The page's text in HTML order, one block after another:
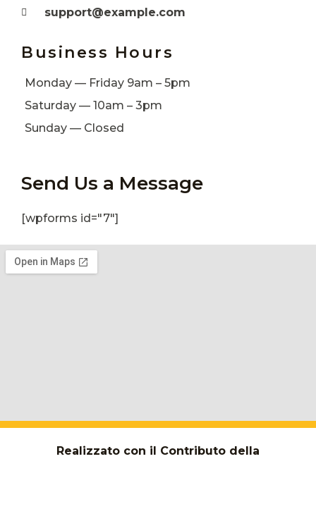
support@example.com
Business Hours
Monday — Friday 9am – 5pm
Saturday — 10am – 3pm
Sunday — Closed
Send Us a Message
[wpforms id="7"]
Realizzato con il Contributo della